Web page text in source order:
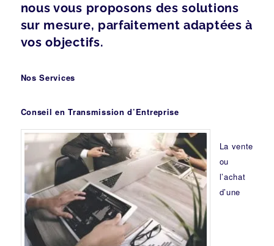
nous vous proposons des solutions
sur mesure, parfaitement adaptées à
vos objectifs.
Nos Services
Conseil en Transmission d’Entreprise
La vente
ou
l’achat
d’une